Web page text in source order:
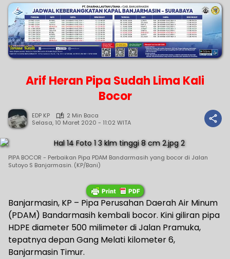
Arif Heran Pipa Sudah Lima Kali
Bocor
EDP KP
2 Min Baca
Selasa, 10 Maret 2020 - 11:02 WITA
PIPA BOCOR - Perbaikan Pipa PDAM Bandarmasih yang bocor di Jalan
Sutoyo S Banjarmasin. (KP/Bani)
Banjarmasin, KP – Pipa Perusahan Daerah Air Minum
(PDAM) Bandarmasih kembali bocor. Kini giliran pipa
HDPE diameter 500 milimeter di Jalan Pramuka,
tepatnya depan Gang Melati kilometer 6,
Banjarmasin Timur.